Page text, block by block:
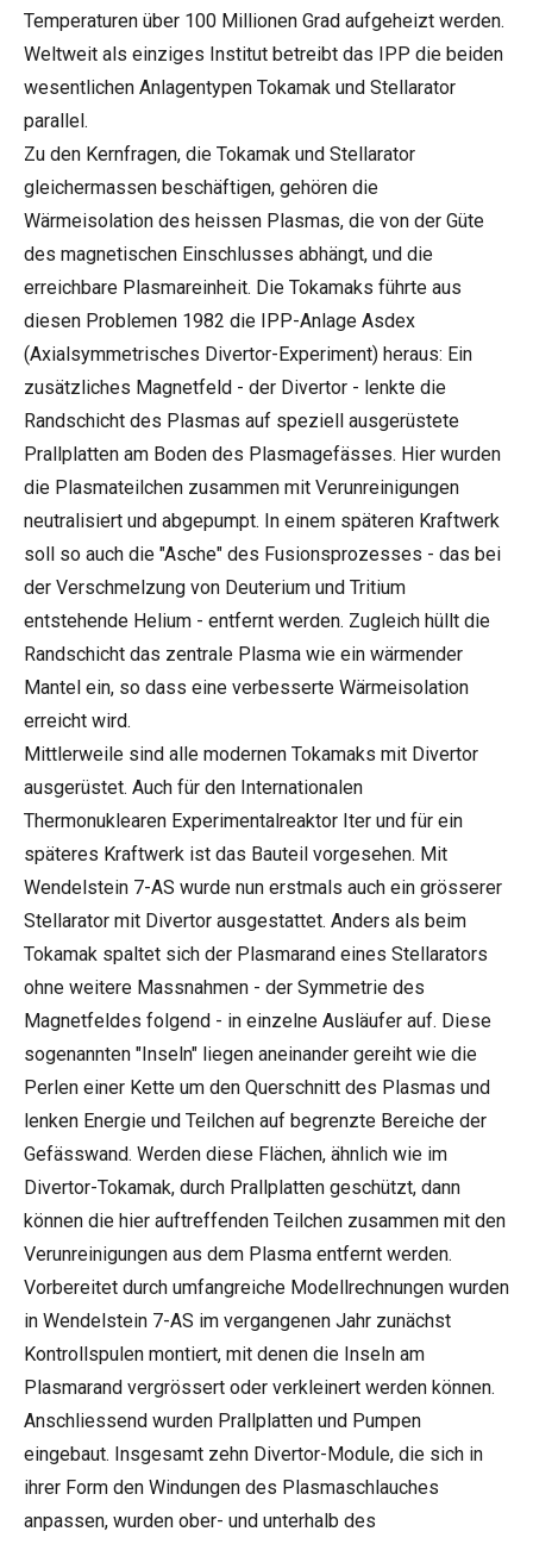
Temperaturen über 100 Millionen Grad aufgeheizt werden.
Weltweit als einziges Institut betreibt das IPP die beiden
wesentlichen Anlagentypen Tokamak und Stellarator
parallel.
Zu den Kernfragen, die Tokamak und Stellarator
gleichermassen beschäftigen, gehören die
Wärmeisolation des heissen Plasmas, die von der Güte
des magnetischen Einschlusses abhängt, und die
erreichbare Plasmareinheit. Die Tokamaks führte aus
diesen Problemen 1982 die IPP-Anlage Asdex
(Axialsymmetrisches Divertor-Experiment) heraus: Ein
zusätzliches Magnetfeld - der Divertor - lenkte die
Randschicht des Plasmas auf speziell ausgerüstete
Prallplatten am Boden des Plasmagefässes. Hier wurden
die Plasmateilchen zusammen mit Verunreinigungen
neutralisiert und abgepumpt. In einem späteren Kraftwerk
soll so auch die "Asche" des Fusionsprozesses - das bei
der Verschmelzung von Deuterium und Tritium
entstehende Helium - entfernt werden. Zugleich hüllt die
Randschicht das zentrale Plasma wie ein wärmender
Mantel ein, so dass eine verbesserte Wärmeisolation
erreicht wird.
Mittlerweile sind alle modernen Tokamaks mit Divertor
ausgerüstet. Auch für den Internationalen
Thermonuklearen Experimentalreaktor Iter und für ein
späteres Kraftwerk ist das Bauteil vorgesehen. Mit
Wendelstein 7-AS wurde nun erstmals auch ein grösserer
Stellarator mit Divertor ausgestattet. Anders als beim
Tokamak spaltet sich der Plasmarand eines Stellarators
ohne weitere Massnahmen - der Symmetrie des
Magnetfeldes folgend - in einzelne Ausläufer auf. Diese
sogenannten "Inseln" liegen aneinander gereiht wie die
Perlen einer Kette um den Querschnitt des Plasmas und
lenken Energie und Teilchen auf begrenzte Bereiche der
Gefässwand. Werden diese Flächen, ähnlich wie im
Divertor-Tokamak, durch Prallplatten geschützt, dann
können die hier auftreffenden Teilchen zusammen mit den
Verunreinigungen aus dem Plasma entfernt werden.
Vorbereitet durch umfangreiche Modellrechnungen wurden
in Wendelstein 7-AS im vergangenen Jahr zunächst
Kontrollspulen montiert, mit denen die Inseln am
Plasmarand vergrössert oder verkleinert werden können.
Anschliessend wurden Prallplatten und Pumpen
eingebaut. Insgesamt zehn Divertor-Module, die sich in
ihrer Form den Windungen des Plasmaschlauches
anpassen, wurden ober- und unterhalb des